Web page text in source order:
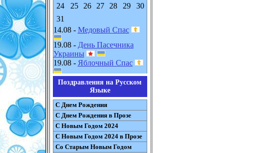
24
25 26 27 28 29
30
31
14.08 - Медовый Спас
19.08 - День Пасечника
Украины
19.08 - Яблочный Спас
Поздравления на Русском
Языке
С Днем Рождения
С Днем Рождения в Прозе
С Новым Годом 2024
С Новым Годом 2024 в Прозе
Со Старым Новым Годом